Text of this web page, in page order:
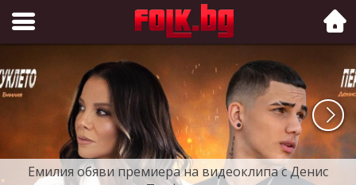
Folk.bg
Емилия обяви премиера на видеоклипа с Денис